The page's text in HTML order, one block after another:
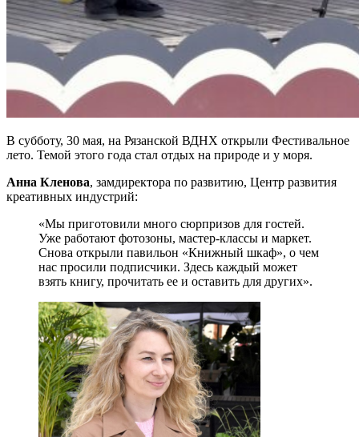
В субботу, 30 мая, на Рязанской ВДНХ открыли Фестивальное
лето. Темой этого года стал отдых на природе и у моря.
Анна Кленова, замдиректора по развитию, Центр развития
креативных индустрий:
«Мы приготовили много сюрпризов для гостей.
Уже работают фотозоны, мастер-классы и маркет.
Снова открыли павильон «Книжный шкаф», о чем
нас просили подписчики. Здесь каждый может
взять книгу, прочитать ее и оставить для других».